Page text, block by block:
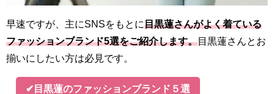
早速ですが、主にSNSをもとに目黒蓮さんがよく着ている
ファッションブランド5選をご紹介します。目黒蓮さんとお
揃いにしたい方は必見です。
✔目黒蓮のファッションブランド５選